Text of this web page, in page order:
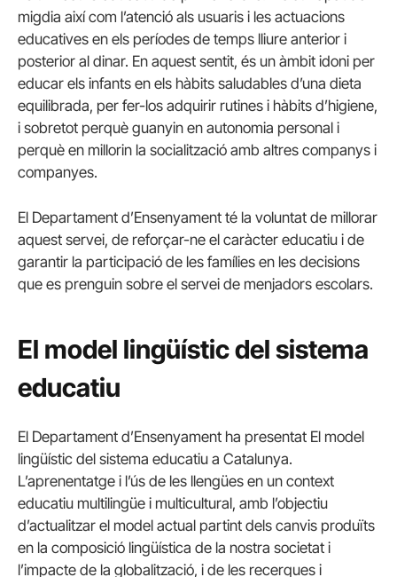
migdia així com l’atenció als usuaris i les actuacions
educatives en els períodes de temps lliure anterior i
posterior al dinar. En aquest sentit, és un àmbit idoni per
educar els infants en els hàbits saludables d’una dieta
equilibrada, per fer-los adquirir rutines i hàbits d’higiene,
i sobretot perquè guanyin en autonomia personal i
perquè en millorin la socialització amb altres companys i
companyes.
El Departament d’Ensenyament té la voluntat de millorar
aquest servei, de reforçar-ne el caràcter educatiu i de
garantir la participació de les famílies en les decisions
que es prenguin sobre el servei de menjadors escolars.
El model lingüístic del sistema
educatiu
El Departament d’Ensenyament ha presentat El model
lingüístic del sistema educatiu a Catalunya.
L’aprenentatge i l’ús de les llengües en un context
educatiu multilingüe i multicultural, amb l’objectiu
d’actualitzar el model actual partint dels canvis produïts
en la composició lingüística de la nostra societat i
l’impacte de la globalització, i de les recerques i